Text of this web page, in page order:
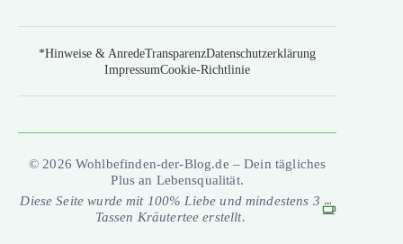
*Hinweise & AnredeTransparenzDatenschutzerklärung
ImpressumCookie-Richtlinie
© 2026 Wohlbefinden-der-Blog.de – Dein tägliches
Plus an Lebensqualität.
Diese Seite wurde mit 100% Liebe und mindestens 3
Tassen Kräutertee erstellt.